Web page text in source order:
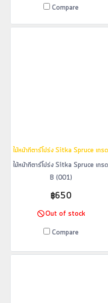
Compare
ไม้หน้ากีตาร์โปร่ง Sitka Spruce เก
ไม้หน้ากีตาร์โปร่ง Sitka Spruce เกรด
B (001)
฿650
Out of stock
Compare